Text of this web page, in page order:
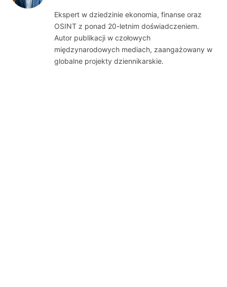
Ekspert w dziedzinie ekonomia, finanse oraz
OSINT z ponad 20-letnim doświadczeniem.
Autor publikacji w czołowych
międzynarodowych mediach, zaangażowany w
globalne projekty dziennikarskie.